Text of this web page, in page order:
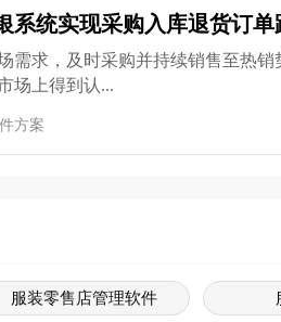
系统实现采购入库退货订单
需求，及时采购并持续销售至热销
场上得到认...
方案
服装零售店管理软件